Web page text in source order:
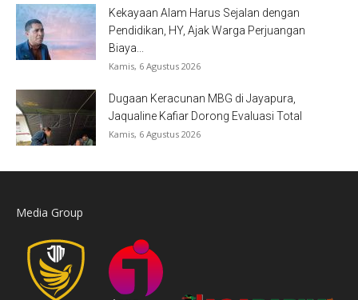
Kekayaan Alam Harus Sejalan dengan
Pendidikan, HY, Ajak Warga Perjuangan
Biaya...
Kamis, 6 Agustus 2026
Dugaan Keracunan MBG di Jayapura,
Jaqualine Kafiar Dorong Evaluasi Total
Kamis, 6 Agustus 2026
Media Group